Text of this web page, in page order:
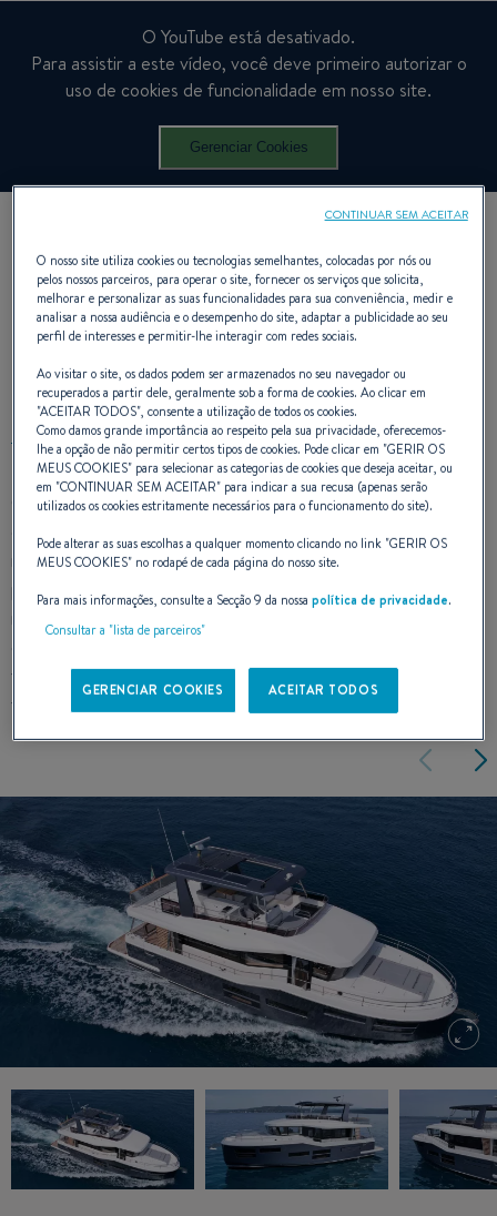
O YouTube está desativado.
Para assistir a este vídeo, você deve primeiro autorizar o
uso de cookies de funcionalidade em nosso site.
Gerenciar Cookies
DESIGN EXTERIOR
O Grand Trawler 62 caracteriza-se por um casco deslocante,
especialemente desenvolvido pelo MICAD com o objetivo de
melhorar sua autonomia e eficiência, permitindo aos
proprietários embarcar para longos cruzeiros. Tendo 18,95
metros de comprimento e mais de 5 metros de largura de
tripulação de 2 pessoas).Seu flybrigde surpreende pelo
tamanho, um dos maiores do mercado.
O nosso site utiliza cookies ou tecnologias semelhantes, colocadas por nós ou
pelos nossos parceiros, para operar o site, fornecer os serviços que solicita,
melhorar e personalizar as suas funcionalidades para sua conveniência, medir e
analisar a nossa audiência e o desempenho do site, adaptar a publicidade ao seu
perfil de interesses e permitir-lhe interagir com redes sociais.
Ao visitar o site, os dados podem ser armazenados no seu navegador ou
recuperados a partir dele, geralmente sob a forma de cookies. Ao clicar em
"ACEITAR TODOS", consente a utilização de todos os cookies.
Como damos grande importância ao respeito pela sua privacidade, oferecemos-
lhe a opção de não permitir certos tipos de cookies. Pode clicar em "GERIR OS
MEUS COOKIES" para selecionar as categorias de cookies que deseja aceitar, ou
em "CONTINUAR SEM ACEITAR" para indicar a sua recusa (apenas serão
utilizados os cookies estritamente necessários para o funcionamento do site).
Pode alterar as suas escolhas a qualquer momento clicando no link "GERIR OS
MEUS COOKIES" no rodapé de cada página do nosso site.
Para mais informações, consulte a Secção 9 da nossapolítica de privacidade.
Consultar a "lista de parceiros"
GERENCIAR COOKIES ACEITAR TODOS
CONTINUAR SEM ACEITAR